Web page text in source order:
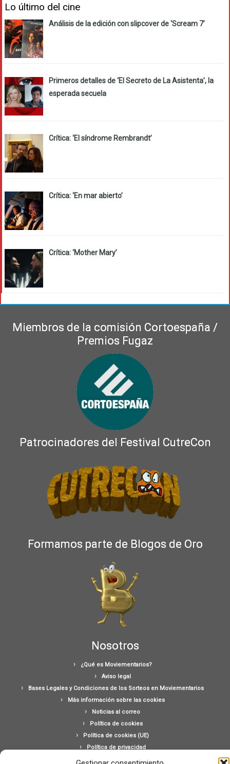
Lo último del cine
Análisis de la edición con slipcover de ‘Scream 7’
Primeros detalles de ‘El Secreto de La Asistenta’, la
esperada secuela
Crítica: ‘El síndrome Rembrandt’
Crítica: ‘En mar abierto’
Crítica: ‘Mother Mary’
Miembros de la comisión Cortoespaña /
Premios Fugaz
Patrocinadores del Festival CutreCon
Formamos parte de Blogos de Oro
Nosotros
¿Qué es Moviementarios?
Aviso legal
Bases Legales y Condiciones de los Sorteos en Moviementarios
Más información sobre las cookies
Noticias al correo
Política de cookies
Política de cookies (UE)
Política de privacidad
Ponte en contacto con nosotros